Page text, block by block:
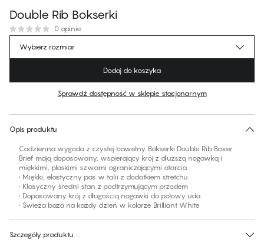
Double Rib Bokserki
0 opinie
69,99 złCena regularna
Brak sugerowanego rozmiaru dla tego produktu
Wybierz rozmiar
Dodaj do koszyka
Sprawdź dostępność w sklepie stacjonarnym
Opis produktu
Codzienna wygoda z czystej bawełny. Bokserki Double Rib Boxer
Brief mają dopasowany, wspierający krój z dłuższą nogawką i
miękkimi, płaskimi szwami ograniczającymi otarcia.
• Miękki, elastyczny pas w talii z dodatkiem stretchu
• Klasyczny średni stan z podtrzymującym przodem
• Dopasowany krój z długością nogawki do połowy uda
• Świeża baza na każdy dzień w kolorze Brilliant White
Szczegóły produktu